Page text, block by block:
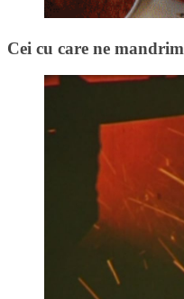
Cei cu care ne mandrim